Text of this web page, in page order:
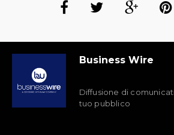
Business Wire
Diffusione di
tuo pubblico